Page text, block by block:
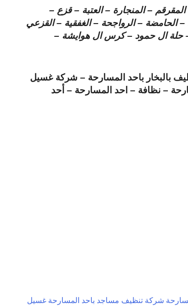
– المنجارة – العتبة – قزع –
الحامضة – الرواجحة – الغفقية – القزعي
– حلة ال حمود – كرس ال هوايشة –
بالبخار باحد المسارحة – شركة غسيل
– نظافة – احد المسارحة – أحد
شركة تنظيف مساجد باحد المسارحة غسيل